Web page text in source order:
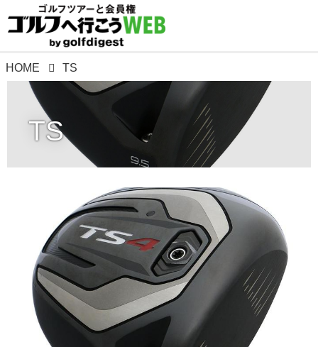
HOME TS
TS